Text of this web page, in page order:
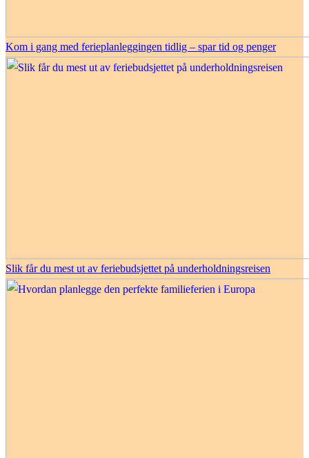
Kom i gang med ferieplanleggingen tidlig – spar tid og penger
Slik får du mest ut av feriebudsjettet på underholdningsreisen